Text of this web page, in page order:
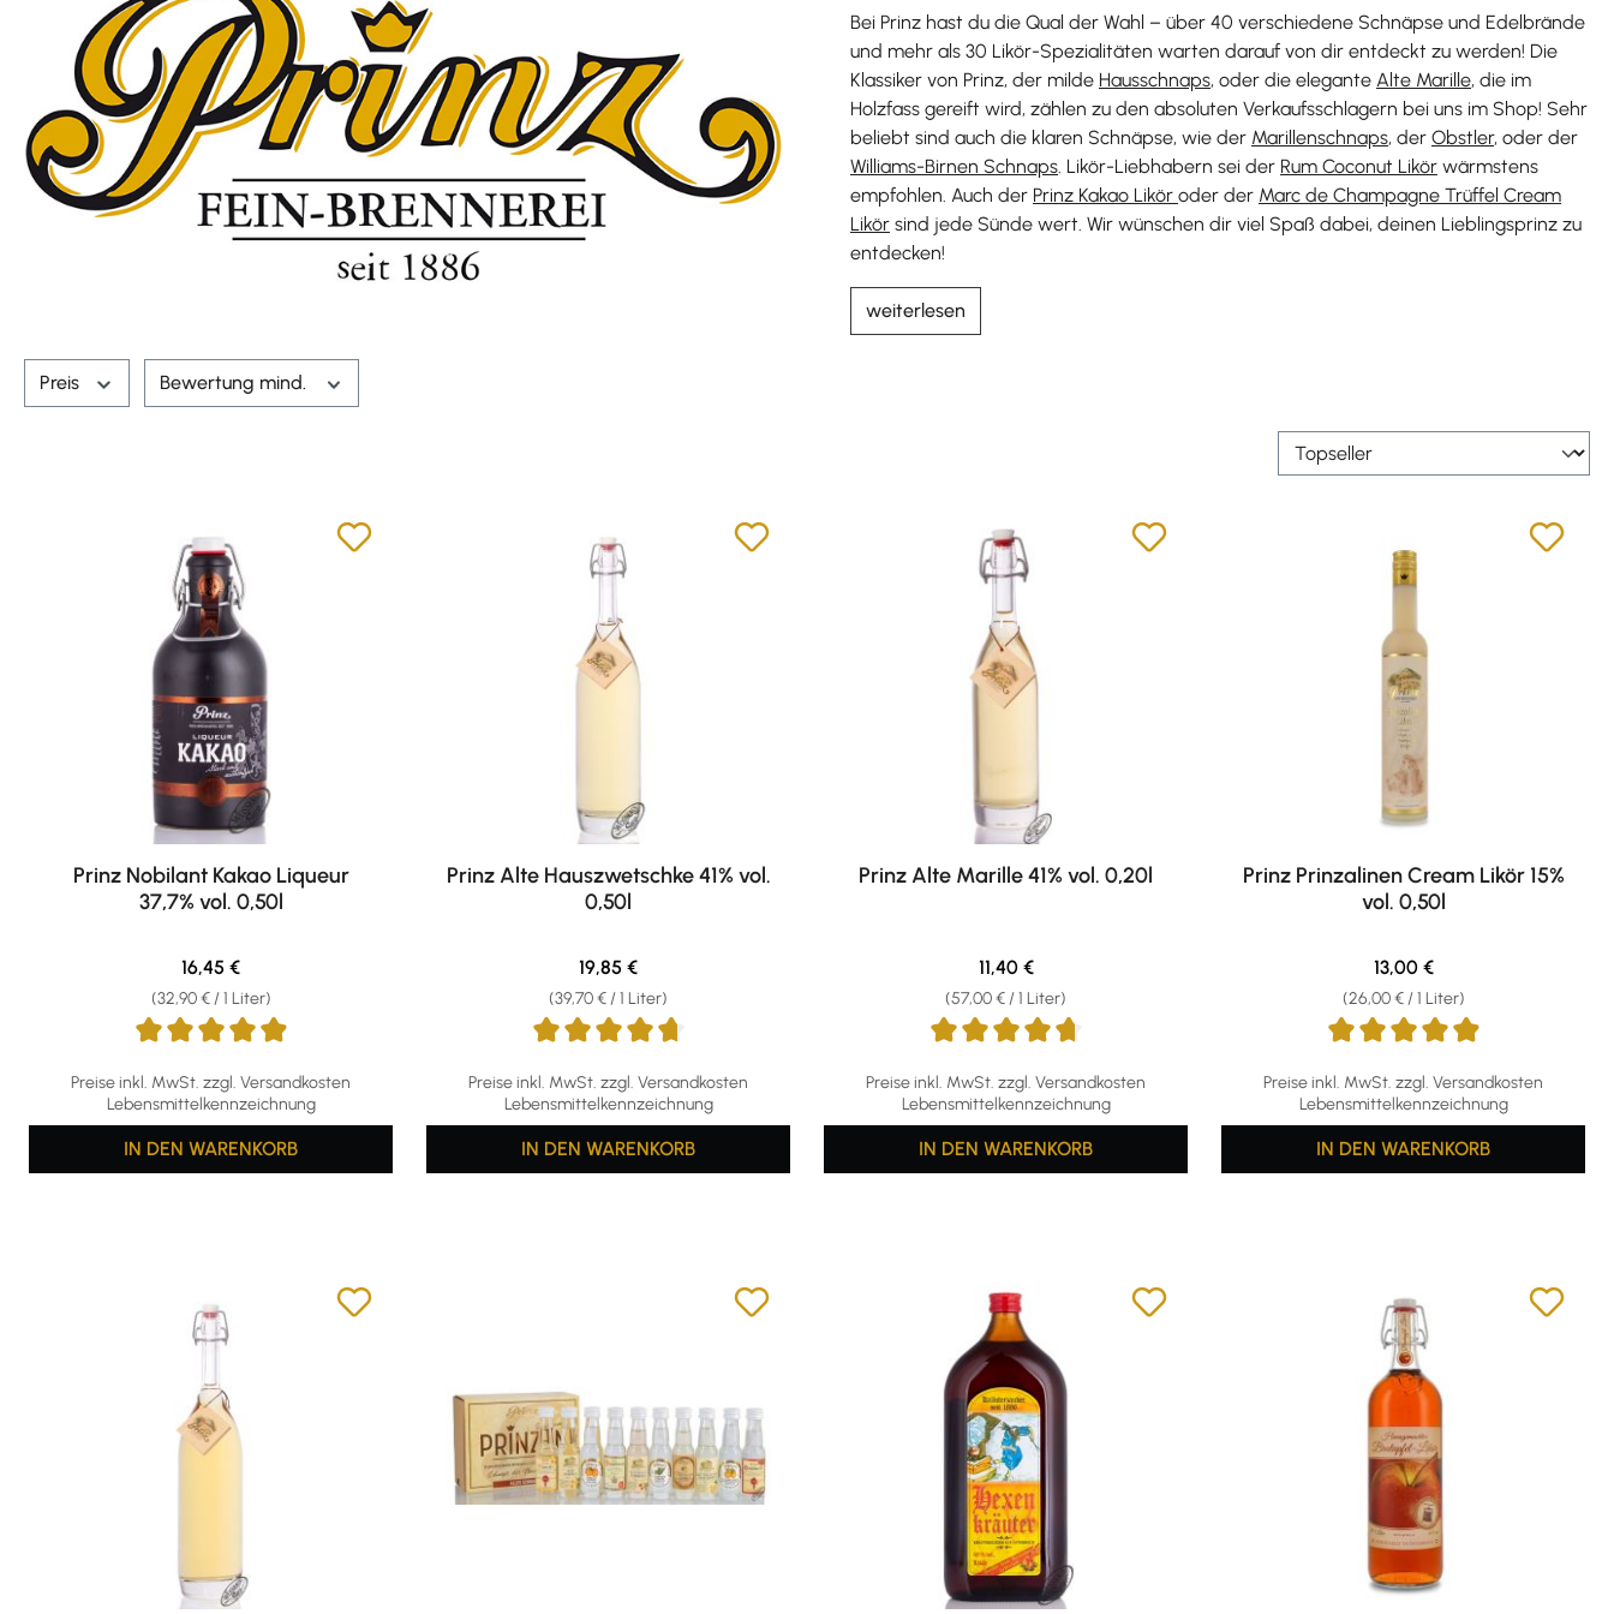
Bei Prinz hast du die Qual der Wahl – über 40 verschiedene Schnäpse und Edelbrände
und mehr als 30 Likör-Spezialitäten warten darauf von dir entdeckt zu werden! Die
Klassiker von Prinz, der milde Hausschnaps, oder die elegante Alte Marille, die im
Holzfass gereift wird, zählen zu den absoluten Verkaufsschlagern bei uns im Shop! Sehr
beliebt sind auch die klaren Schnäpse, wie der Marillenschnaps, der Obstler, oder der
Williams-Birnen Schnaps . Likör-Liebhabern sei der Rum Coconut Likör wärmstens
empfohlen. Auch der Prinz Kakao Likör oder der Marc de Champagne Trüffel Cream
Likör sind jede Sünde wert. Wir wünschen dir viel Spaß dabei, deinen Lieblingsprinz zu
entdecken!
weiterlesen
Preis Bewertung mind.
Prinz Nobilant Kakao Liqueur
37,7% vol. 0,50l
Preise inkl. MwSt. zzgl. Versandkosten
Lebensmittelkennzeichnung
(32,90 € / 1 Liter)
Regulärer Preis:
16,45 €
IN DEN WARENKORB
Prinz Alte Hauszwetschke 41% vol.
0,50l
Preise inkl. MwSt. zzgl. Versandkosten
Lebensmittelkennzeichnung
(39,70 € / 1 Liter)
Regulärer Preis:
19,85 €
IN DEN WARENKORB
Prinz Alte Marille 41% vol. 0,20l
Preise inkl. MwSt. zzgl. Versandkosten
Lebensmittelkennzeichnung
(57,00 € / 1 Liter)
Regulärer Preis:
11,40 €
IN DEN WARENKORB
Prinz Prinzalinen Cream Likör 15%
vol. 0,50l
Preise inkl. MwSt. zzgl. Versandkosten
Lebensmittelkennzeichnung
(26,00 € / 1 Liter)
Regulärer Preis:
13,00 €
IN DEN WARENKORB